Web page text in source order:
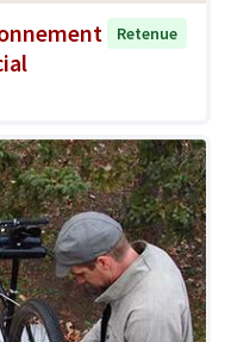
Retenue